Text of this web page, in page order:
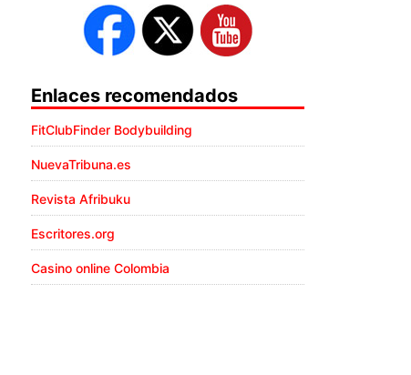
Enlaces recomendados
FitClubFinder Bodybuilding
NuevaTribuna.es
Revista Afribuku
Escritores.org
Casino online Colombia